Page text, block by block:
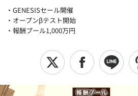
・GENESISセール開催
・オープンβテスト開始
・報酬プール1,000万円